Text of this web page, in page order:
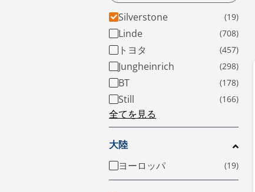
Silverstone
Linde
トヨタ
Jungheinrich
BT
Still
全てを見る
大陸
ヨーロッパ